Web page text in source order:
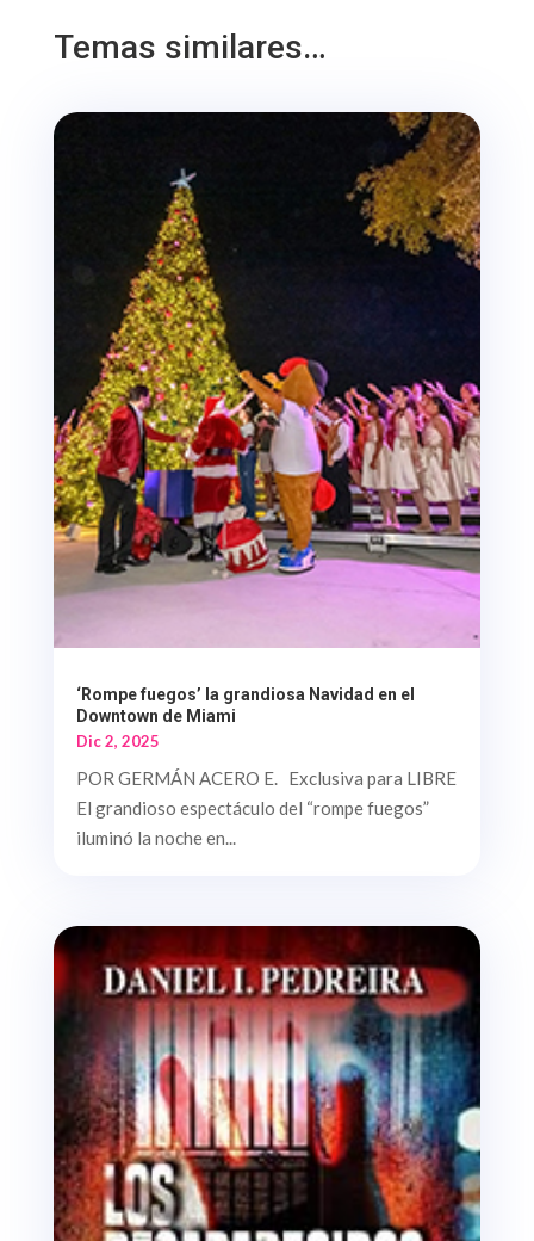
Temas similares…
‘Rompe fuegos’ la grandiosa Navidad en el
Downtown de Miami
Dic 2, 2025
POR GERMÁN ACERO E. Exclusiva para LIBRE
El grandioso espectáculo del “rompe fuegos”
iluminó la noche en...